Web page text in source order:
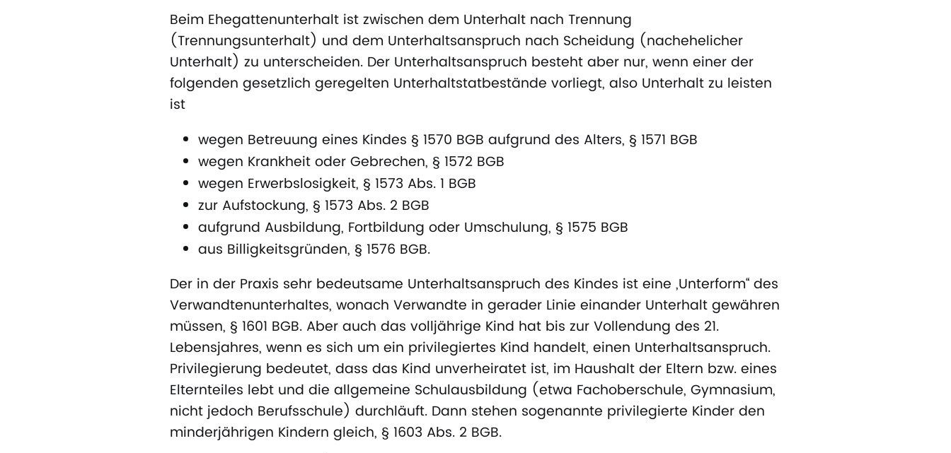
Beim Ehegattenunterhalt ist zwischen dem Unterhalt nach Trennung
(Trennungsunterhalt) und dem Unterhaltsanspruch nach Scheidung (nachehelicher
Unterhalt) zu unterscheiden. Der Unterhaltsanspruch besteht aber nur, wenn einer der
folgenden gesetzlich geregelten Unterhaltstatbestände vorliegt, also Unterhalt zu leisten
ist
wegen Betreuung eines Kindes § 1570 BGB aufgrund des Alters, § 1571 BGB
wegen Krankheit oder Gebrechen, § 1572 BGB
wegen Erwerbslosigkeit, § 1573 Abs. 1 BGB
zur Aufstockung, § 1573 Abs. 2 BGB
aufgrund Ausbildung, Fortbildung oder Umschulung, § 1575 BGB
aus Billigkeitsgründen, § 1576 BGB.
Der in der Praxis sehr bedeutsame Unterhaltsanspruch des Kindes ist eine „Unterform“ des
Verwandtenunterhaltes, wonach Verwandte in gerader Linie einander Unterhalt gewähren
müssen, § 1601 BGB. Aber auch das volljährige Kind hat bis zur Vollendung des 21.
Lebensjahres, wenn es sich um ein privilegiertes Kind handelt, einen Unterhaltsanspruch.
Privilegierung bedeutet, dass das Kind unverheiratet ist, im Haushalt der Eltern bzw. eines
Elternteiles lebt und die allgemeine Schulausbildung (etwa Fachoberschule, Gymnasium,
nicht jedoch Berufsschule) durchläuft. Dann stehen sogenannte privilegierte Kinder den
minderjährigen Kindern gleich, § 1603 Abs. 2 BGB.